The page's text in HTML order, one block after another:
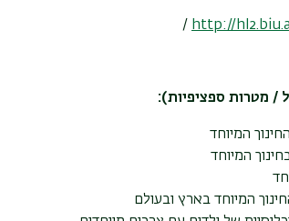
http://
/
/ מטרות ספציפיות):
המיוחד
המיוחד
המיוחד בארץ ובעולם